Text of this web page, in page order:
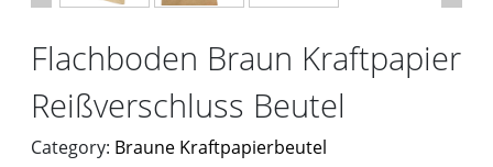
Flachboden Braun Kraftpapier
Reißverschluss Beutel
Category: Braune Kraftpapierbeutel